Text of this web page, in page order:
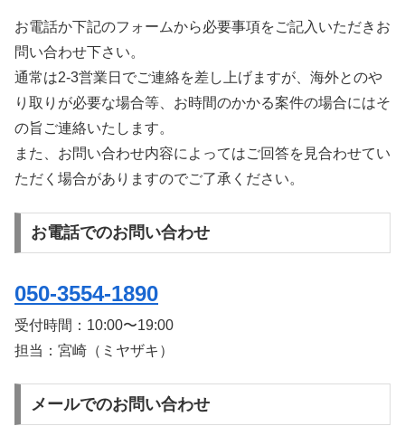
お電話か下記のフォームから必要事項をご記入いただきお
問い合わせ下さい。
通常は2-3営業日でご連絡を差し上げますが、海外とのや
り取りが必要な場合等、お時間のかかる案件の場合にはそ
の旨ご連絡いたします。
また、お問い合わせ内容によってはご回答を見合わせてい
ただく場合がありますのでご了承ください。
お電話でのお問い合わせ
050-3554-1890
受付時間： 10:00〜19:00
担当：宮崎（ミヤザキ）
メールでのお問い合わせ